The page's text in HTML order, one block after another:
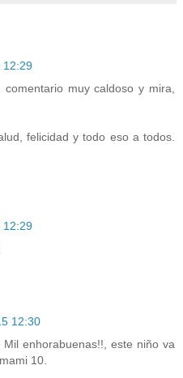
12:29
muy caldoso y mira,
felicidad y todo eso a todos.
12:29
12:30
enhorabuenas!!, este niño va
10.